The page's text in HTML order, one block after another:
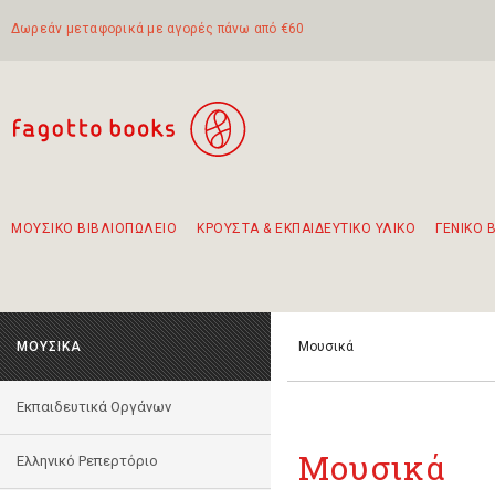
Δωρεάν μεταφορικά με αγορές πάνω από €60
ΜΟΥΣΙΚΟ ΒΙΒΛΙΟΠΩΛΕΙΟ ΚΡΟΥΣΤΑ & ΕΚΠΑΙΔΕΥΤΙΚΟ ΥΛΙΚΟ ΓΕΝΙΚΟ
ΜΟΥΣΙΚΑ
Εκπαιδευτικά Οργάνων
Ελληνικό Ρεπερτόριο
Μουσικά
Μουσικά